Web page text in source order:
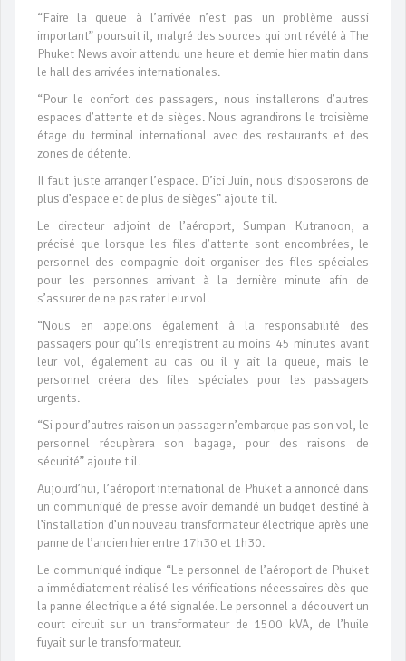
“Faire la queue à l’arrivée n’est pas un problème aussi
important” poursuit il, malgré des sources qui ont révélé à The
Phuket News avoir attendu une heure et demie hier matin dans
le hall des arrivées internationales.
“Pour le confort des passagers, nous installerons d’autres
espaces d’attente et de sièges. Nous agrandirons le troisième
étage du terminal international avec des restaurants et des
zones de détente.
Il faut juste arranger l’espace. D’ici Juin, nous disposerons de
plus d’espace et de plus de sièges” ajoute t il.
Le directeur adjoint de l’aéroport, Sumpan Kutranoon, a
précisé que lorsque les files d’attente sont encombrées, le
personnel des compagnie doit organiser des files spéciales
pour les personnes arrivant à la dernière minute afin de
s’assurer de ne pas rater leur vol.
“Nous en appelons également à la responsabilité des
passagers pour qu’ils enregistrent au moins 45 minutes avant
leur vol, également au cas ou il y ait la queue, mais le
personnel créera des files spéciales pour les passagers
urgents.
“Si pour d’autres raison un passager n’embarque pas son vol, le
personnel récupèrera son bagage, pour des raisons de
sécurité” ajoute t il.
Aujourd’hui, l’aéroport international de Phuket a annoncé dans
un communiqué de presse avoir demandé un budget destiné à
l’installation d’un nouveau transformateur électrique après une
panne de l’ancien hier entre 17h30 et 1h30.
Le communiqué indique “Le personnel de l’aéroport de Phuket
a immédiatement réalisé les vérifications nécessaires dès que
la panne électrique a été signalée. Le personnel a découvert un
court circuit sur un transformateur de 1500 kVA, de l’huile
fuyait sur le transformateur.